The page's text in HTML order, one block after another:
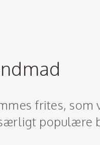
frites,
populære